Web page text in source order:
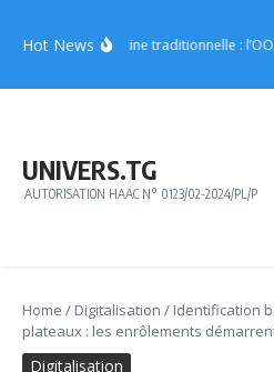
Hot NewsMédecine traditionnelle :
UNIVERS.TG
AUTORISATION HAAC N° 0123/02-2024/PL/P
Home / Digitalisation / Identification
plateaux : les enrôlements
Digitalisation